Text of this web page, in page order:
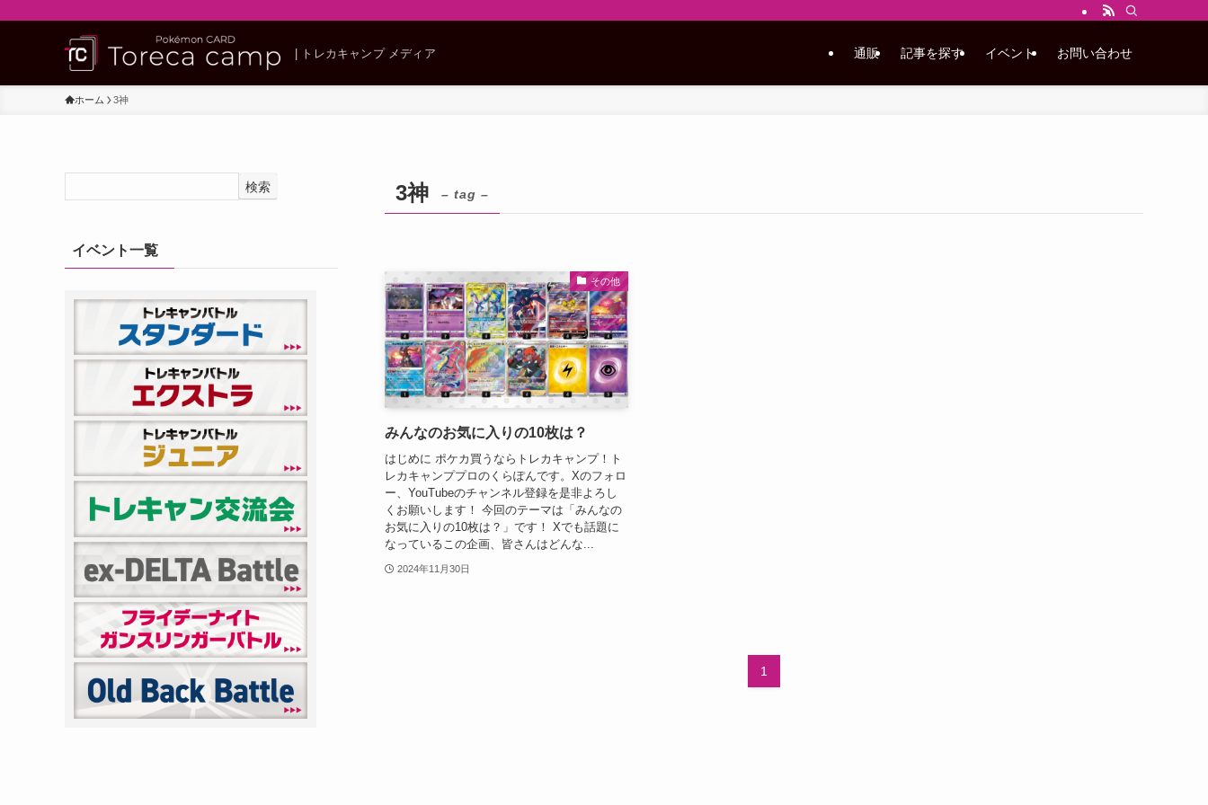
| トレカキャンプ メディア 通販 記事を探す イベント お問い合わせ
ホーム 3神
3神 – tag –
その他
みんなのお気に入りの10枚は？
はじめに ポケカ買うならトレカキャンプ！ト
レカキャンププロのくらぽんです。Xのフォロ
ー、YouTubeのチャンネル登録を是非よろし
くお願いします！ 今回のテーマは「みんなの
お気に入りの10枚は？」です！ Xでも話題に
なっているこの企画、皆さんはどんな...
2024年11月30日
1
検索
イベント一覧